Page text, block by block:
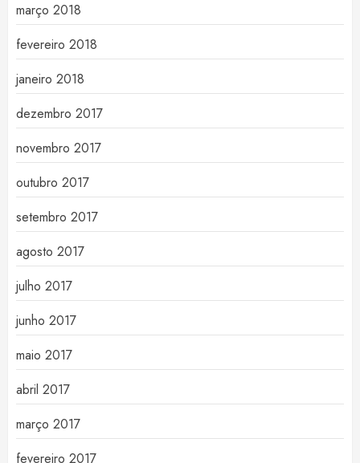
março 2018
fevereiro 2018
janeiro 2018
dezembro 2017
novembro 2017
outubro 2017
setembro 2017
agosto 2017
julho 2017
junho 2017
maio 2017
abril 2017
março 2017
fevereiro 2017